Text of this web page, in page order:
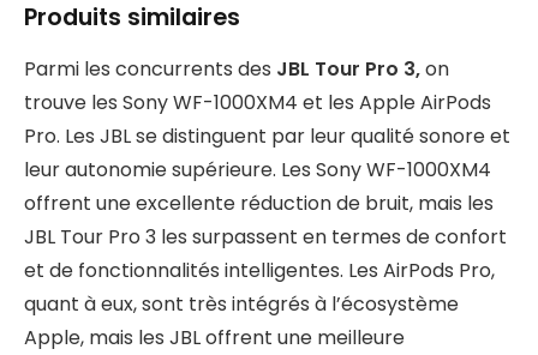
Produits similaires
Parmi les concurrents des JBL Tour Pro 3,on
trouve les Sony WF-1000XM4 et les Apple AirPods
Pro. Les JBL se distinguent par leur qualité sonore et
leur autonomie supérieure. Les Sony WF-1000XM4
offrent une excellente réduction de bruit, mais les
JBL Tour Pro 3 les surpassent en termes de confort
et de fonctionnalités intelligentes. Les AirPods Pro,
quant à eux, sont très intégrés à l’écosystème
Apple, mais les JBL offrent une meilleure